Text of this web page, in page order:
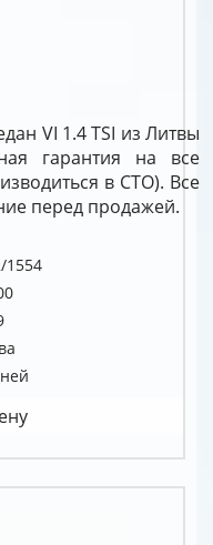
VI 1.4 TSI из Литвы
гарантия на все
в СТО). Все
перед продажей.
1554